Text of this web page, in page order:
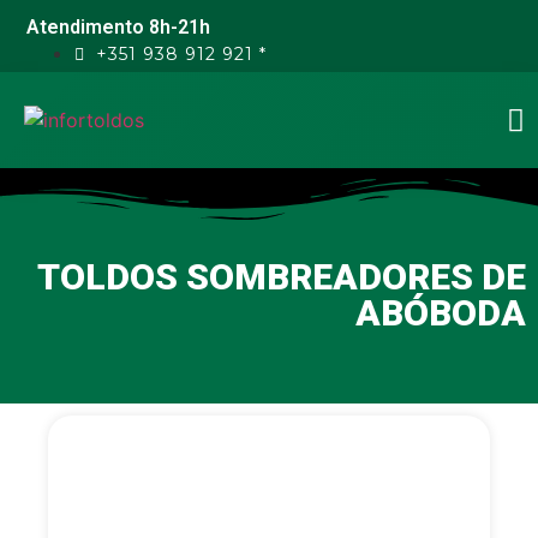
Atendimento 8h-21h
+351 938 912 921 *
TOLDOS SOMBREADORES DE
ABÓBODA